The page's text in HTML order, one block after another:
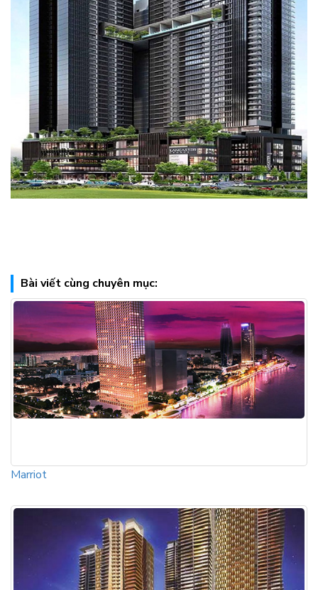
Bài viết cùng chuyên mục:
Marriot